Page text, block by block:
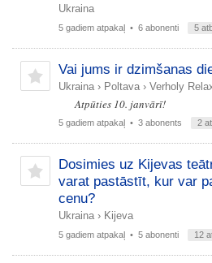
Ukraina
5 gadiem atpakaļ • 6 abonenti 5
Vai jums ir dzimšanas
Ukraina › Poltava › Verholy
Atpūties 10. janvārī!
5 gadiem atpakaļ • 3 abonents 2
Dosimies uz Kijevas
varat pastāstīt, kur var
cenu?
Ukraina › Kijeva
5 gadiem atpakaļ • 5 abonenti 12